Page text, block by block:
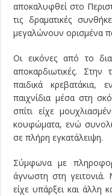
αποκαλυφθεί στο
τις δραματικές
μεγαλώνουν ορισμένα
Οι εικόνες από το
αποκαρδιωτικές.
παιδικά κρεβατάκια,
παιχνίδια μέσα στη
σπίτι είχε
κουφώματα, ενώ
σε πλήρη εγκατάλειψη.
Σύμφωνα με
άγνωστη στη
είχε υπάρξει και άλλη